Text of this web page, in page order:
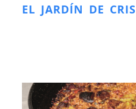
EL JARDÍN DE CRIS